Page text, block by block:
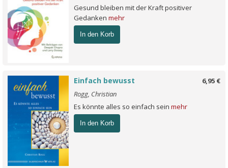
Gesund bleiben mit der Kraft positiver
Gedanken mehr
In den Korb
6,95 €
Einfach bewusst
Rogg, Christian
Es könnte alles so einfach sein mehr
In den Korb